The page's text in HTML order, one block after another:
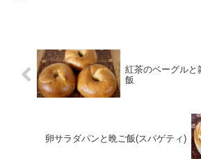
紅茶のベーグルと
飯
卵サラダパンと晩ご飯(スパゲティ)